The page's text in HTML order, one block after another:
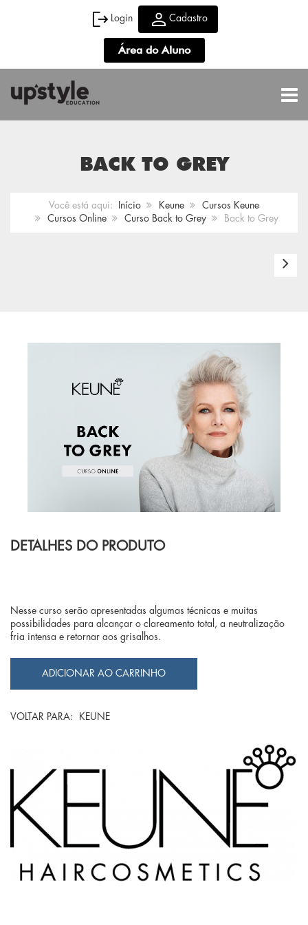
Login Cadastro
Área do Aluno
BACK TO GREY
Você está aqui: Início Keune
Cursos Keune
Cursos Online
Curso Back to Grey Back to Grey
DETALHES DO PRODUTO
Nesse curso serão apresentadas algumas técnicas e muitas
possibilidades para alcançar o clareamento total, a neutralização
fria intensa e retornar aos grisalhos.
VOLTAR PARA: KEUNE